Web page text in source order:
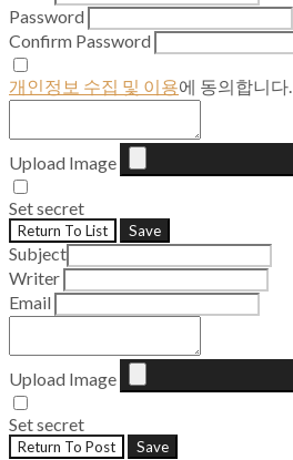
Password
Confirm Password
개인정보 수집 및 이용에 동의합니다.
Upload Image
Set secret
Return To List Save
Subject
Writer
Email
Upload Image
Set secret
Return To Post Save